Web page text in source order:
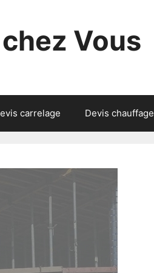
Vous
carrelage Devis chauffage